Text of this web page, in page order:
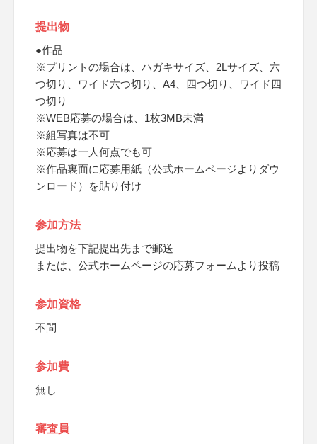
提出物
●作品
※プリントの場合は、ハガキサイズ、2Lサイズ、六
つ切り、ワイド六つ切り、A4、四つ切り、ワイド四
つ切り
※WEB応募の場合は、1枚3MB未満
※組写真は不可
※応募は一人何点でも可
※作品裏面に応募用紙（公式ホームページよりダウ
ンロード）を貼り付け
参加方法
提出物を下記提出先まで郵送
または、公式ホームページの応募フォームより投稿
参加資格
不問
参加費
無し
審査員